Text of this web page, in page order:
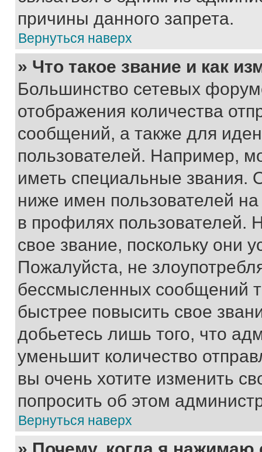
причины данного запрета.
Вернуться наверх
» Что такое звание и как
Большинство сетевых
отображения количества
сообщений, а также для
пользователей. Например,
иметь специальные звания.
ниже имен пользователей
в профилях
свое звание, поскольку они
Пожалуйста, не
бессмысленных сообщений
быстрее повысить свое
добьетесь лишь того, что
уменьшит количество
вы очень хотите изменить
попросить об этом
Вернуться наверх